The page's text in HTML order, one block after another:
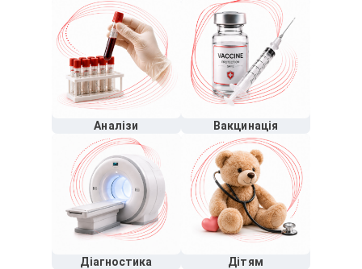
Аналізи Вакцинація
Діагностика Дітям